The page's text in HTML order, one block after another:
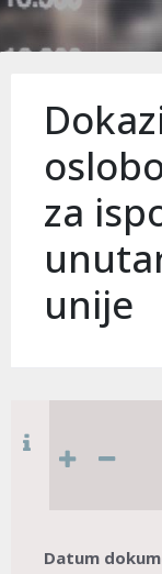
za
unije
Datum